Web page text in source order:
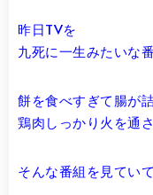
昨日TVを
九死に一生みたいな
餅を食べすぎて腸が
鶏肉しっかり火を通
そんな番組を見ていて